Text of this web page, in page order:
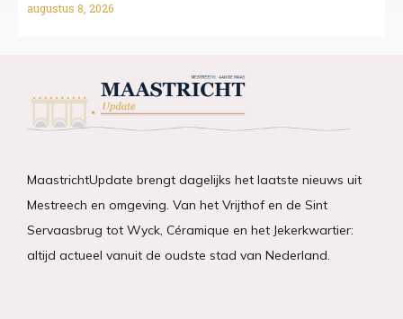
augustus 8, 2026
MaastrichtUpdate brengt dagelijks het laatste nieuws uit
Mestreech en omgeving. Van het Vrijthof en de Sint
Servaasbrug tot Wyck, Céramique en het Jekerkwartier:
altijd actueel vanuit de oudste stad van Nederland.